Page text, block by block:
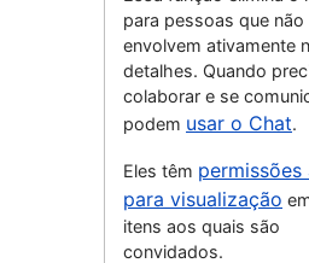
para pessoas que não
envolvem ativamente
detalhes. Quando
colaborar e se
podem usar o Chat.
Eles têm permissões
para visualização
itens aos quais são
convidados.